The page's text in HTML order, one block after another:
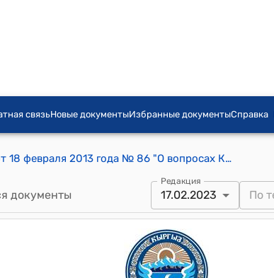
связьНовые документыИзбранные документыСправка
Постановление Правительства КР от 18 февраля 2013 года № 86 "О вопросах Кыргызского центра аккредитации при Министерстве экономики Кыргызской Республики"
документы
Редакция
17.02.2023